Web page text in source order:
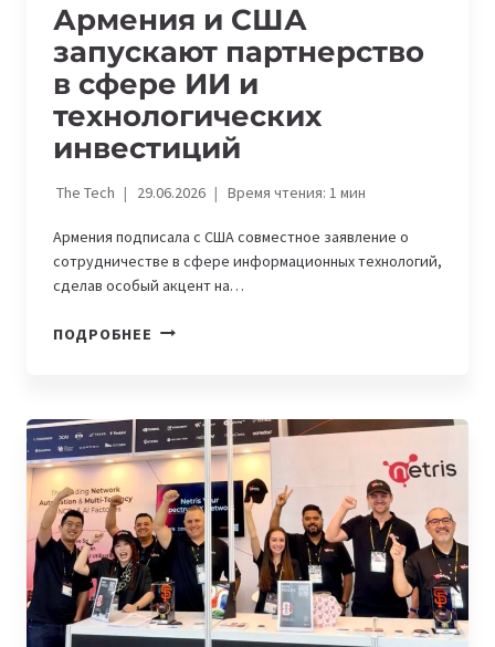
Армения и США
запускают партнерство
в сфере ИИ и
технологических
инвестиций
The Tech 29.06.2026 Время чтения: 1мин
Армения подписала с США совместное заявление о
сотрудничестве в сфере информационных технологий,
сделав особый акцент на…
ПОДРОБНЕЕ АРМЕНИЯ
ПАРТНЕРСТВО
В
СФЕРЕ
ИИ
И
ТЕХНОЛОГИЧЕСКИХ
ИНВЕСТИЦИЙ